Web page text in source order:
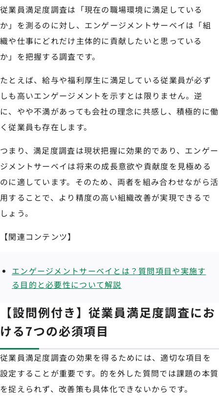
従業員満足度調査は「現在の職場環境に満足している
か」を測るのに対し、エンゲージメントサーベイは「組
織や仕事にどれだけ主体的に貢献したいと思っている
か」を把握する調査です。
たとえば、給与や福利厚生に満足している従業員が必ず
しも高いエンゲージメントを示すとは限りません。逆
に、やや不満があっても会社の理念に共感し、積極的に働
く従業員も存在します。
つまり、満足度調査は現状把握に効果的であり、エンゲー
ジメントサーベイは将来の成長意欲や貢献度を見極める
のに適しています。そのため、両者を組み合わせながら活
用することで、より精度の高い組織改善が実現できるで
しょう。
【関連コンテンツ】
エンゲージメントサーベイとは？質問項目や実施す
る目的と必要性について解説
【設問例付き】従業員満足度調査にお
ける7つの必須項目
従業員満足度調査の効果を得るためには、適切な項目を
設定することが重要です。的を外した質問では課題の本質
を捉えられず、改善策も具体化できないからです。